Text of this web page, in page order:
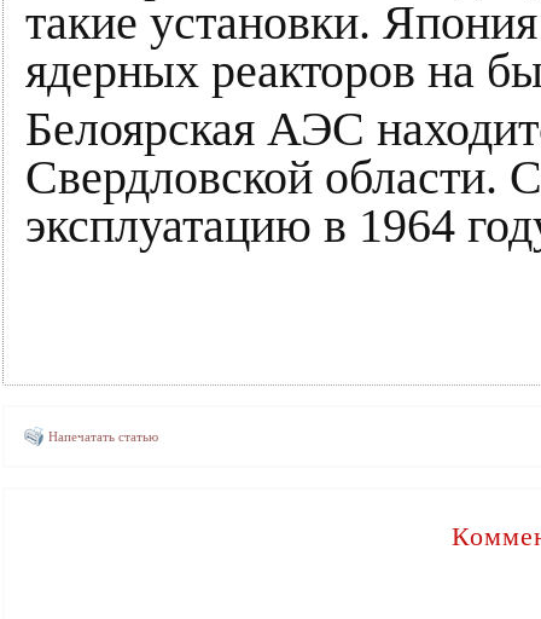
такие установки.
ядерных реакторов на
Белоярская АЭС
Свердловской области.
эксплуатацию в 1964
Напечатать статью